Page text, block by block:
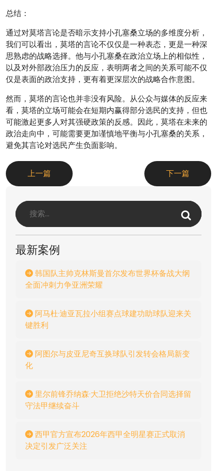
总结：
通过对莫塔言论是否暗示支持小孔塞桑立场的多维度分析，
我们可以看出，莫塔的言论不仅仅是一种表态，更是一种深
思熟虑的战略选择。他与小孔塞桑在政治立场上的相似性，
以及对外部政治压力的反应，表明两者之间的关系可能不仅
仅是表面的政治支持，更有着更深层次的战略合作意图。
然而，莫塔的言论也并非没有风险。从公众与媒体的反应来
看，莫塔的立场可能会在短期内赢得部分选民的支持，但也
可能激起更多人对其强硬政策的反感。因此，莫塔在未来的
政治走向中，可能需要更加谨慎地平衡与小孔塞桑的关系，
避免其言论对选民产生负面影响。
上一篇 下一篇
最新案例
韩国队主帅克林斯曼首尔发布世界杯备战大纲
全面冲刺力争亚洲荣耀
阿马杜·迪亚瓦拉小组赛点球建功助球队迎来关
键胜利
阿图尔与皮亚尼奇互换球队引发转会格局新变
化
里尔前锋乔纳森·大卫拒绝沙特天价合同选择留
守法甲继续奋斗
西甲官方宣布2026年西甲全明星赛正式取消
决定引发广泛关注